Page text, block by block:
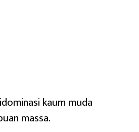
kaum muda
massa.